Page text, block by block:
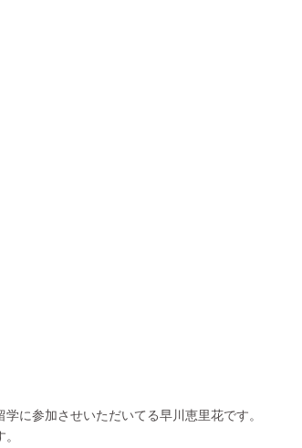
に参加させいただいてる早川恵里花です。